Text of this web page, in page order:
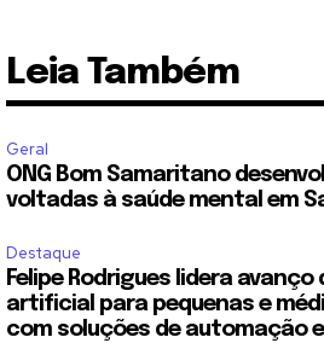
Leia Também
Geral
ONG Bom Samaritano
voltadas à saúde mental em
Destaque
Felipe Rodrigues lidera
artificial para pequenas e
com soluções de automação